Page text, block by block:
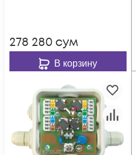
278 280 сум
В корзину